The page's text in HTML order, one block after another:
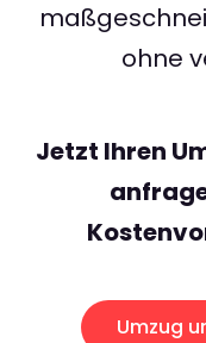
ohne
Jetzt Ihren
Umzug